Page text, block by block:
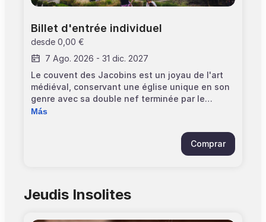
Billet d'entrée individuel
desde 0,00 €
7 Ago. 2026 - 31 dic. 2027
Le couvent des Jacobins est un joyau de l'art
médiéval, conservant une église unique en son
genre avec sa double nef terminée par le
"palmier". A découvrir également, un cloître
des frères, salle capitulaire. Groupes de plus de
10 participants, réservation obligatoire.
Contactez-nous. >Entrée par l'église, allée
accompagnés, sur réservation. Exception : mardi
Más
Comprar
Jeudis Insolites